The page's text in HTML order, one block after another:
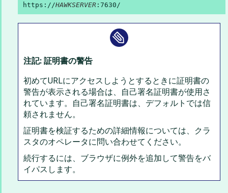
https://HAWKSERVER :7630/
注記: 証明書の警告
初めてURLにアクセスしようとするときに証明書の
警告が表示される場合は、自己署名証明書が使用さ
れています。自己署名証明書は、デフォルトでは信
頼されません。
証明書を検証するための詳細情報については、クラ
スタのオペレータに問い合わせてください。
続行するには、ブラウザに例外を追加して警告をバ
イパスします。